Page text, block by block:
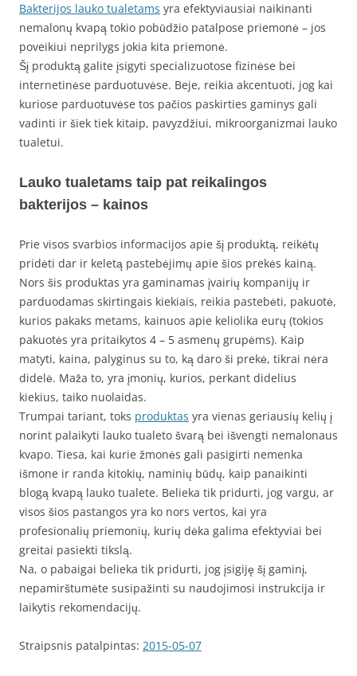
Bakterijos lauko tualetams yra efektyviausiai naikinanti
nemalonų kvapą tokio pobūdžio patalpose priemonė – jos
poveikiui neprilygs jokia kita priemonė.
Šį produktą galite įsigyti specializuotose fizinėse bei
internetinėse parduotuvėse. Beje, reikia akcentuoti, jog kai
kuriose parduotuvėse tos pačios paskirties gaminys gali
vadinti ir šiek tiek kitaip, pavyzdžiui, mikroorganizmai lauko
tualetui.
Lauko tualetams taip pat reikalingos
bakterijos – kainos
Prie visos svarbios informacijos apie šį produktą, reikėtų
pridėti dar ir keletą pastebėjimų apie šios prekės kainą.
Nors šis produktas yra gaminamas įvairių kompanijų ir
parduodamas skirtingais kiekiais, reikia pastebėti, pakuotė,
kurios pakaks metams, kainuos apie keliolika eurų (tokios
pakuotės yra pritaikytos 4 – 5 asmenų grupėms). Kaip
matyti, kaina, palyginus su to, ką daro ši prekė, tikrai nėra
didelė. Maža to, yra įmonių, kurios, perkant didelius
kiekius, taiko nuolaidas.
Trumpai tariant, toks produktas yra vienas geriausių kelių į
norint palaikyti lauko tualeto švarą bei išvengti nemalonaus
kvapo. Tiesa, kai kurie žmonės gali pasigirti nemenka
išmone ir randa kitokių, naminių būdų, kaip panaikinti
blogą kvapą lauko tualete. Belieka tik pridurti, jog vargu, ar
visos šios pastangos yra ko nors vertos, kai yra
profesionalių priemonių, kurių dėka galima efektyviai bei
greitai pasiekti tikslą.
Na, o pabaigai belieka tik pridurti, jog įsigiję šį gaminį,
nepamirštumėte susipažinti su naudojimosi instrukcija ir
laikytis rekomendacijų.
Straipsnis patalpintas: 2015-05-07